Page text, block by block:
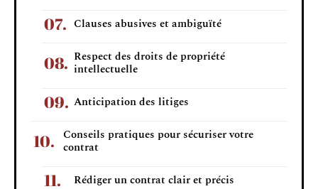
Clauses abusives et ambiguïté
Respect des droits de propriété
intellectuelle
Anticipation des litiges
Conseils pratiques pour sécuriser votre
contrat
Rédiger un contrat clair et précis